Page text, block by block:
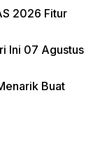
2026 Fitur
Ini 07 Agustus
Buat